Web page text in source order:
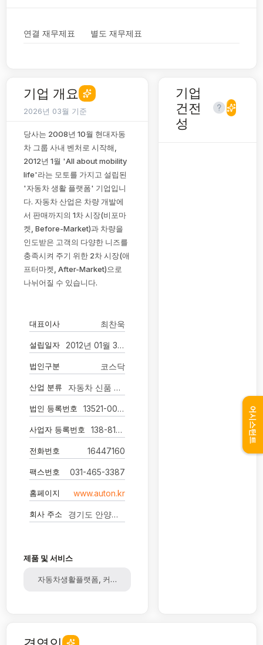
연결 재무제표 별도 재무제표
기업 개요
2026년 03월 기준
당사는 2008년 10월 현대자동
차 그룹 사내 벤처로 시작해,
2012년 1월 'All about mobility
life'라는 모토를 가지고 설립된
'자동차 생활 플랫폼' 기업입니
다. 자동차 산업은 차량 개발에
서 판매까지의 1차 시장(비포마
켓, Before-Market)과 차량을
인도받은 고객의 다양한 니즈를
충족시켜 주기 위한 2차 시장(애
프터마켓, After-Market)으로
나뉘어질 수 있습니다.
대표이사 최찬욱
설립일자 2012년 01월 31일
법인구분 코스닥
산업 분류 자동차 신품 부품 및 내장품 판매업
법인 등록번호 13521-0032202
사업자 등록번호 138-81-72768
전화번호 16447160
팩스번호 031-465-3387
홈페이지 www.auton.kr
회사 주소 경기도 안양시 만안구 전파로24번길 63
제품 및 서비스
자동차생활플랫폼, 커머스플랫폼
기업
건전
성
어시스턴트